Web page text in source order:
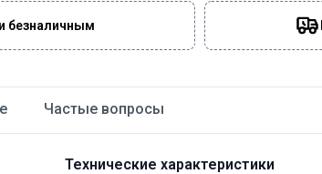
безналичным
Частые вопросы
Технические характеристики